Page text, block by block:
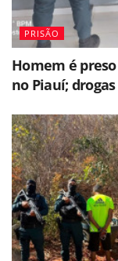
PRISÃO
Homem é
no Piauí;